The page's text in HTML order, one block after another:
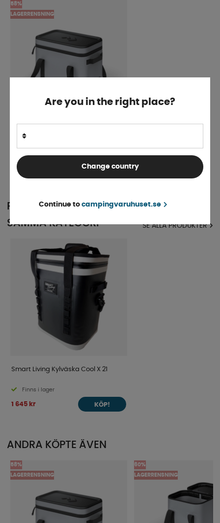
58%
LAGERRENSNING
499 kr
1 199 kr
KÖP!
POPULÄRT INOM
SAMMA KATEGORI
SE ALLA PRODUKTER
Smart Living Kylväska Cool X 21
Finns i lager
1 645 kr KÖP!
ANDRA KÖPTE ÄVEN
58%
LAGERRENSNING
60%
LAGERRENSNING
Are you in the right place?
Change country
Continue to campingvaruhuset.se